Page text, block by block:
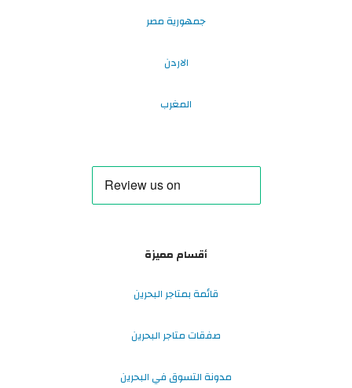
جمهورية مصر
الاردن
المغرب
أقسام مميزة
قائمة بمتاجر البحرين
صفقات متاجر البحرين
مدونة التسوق في البحرين